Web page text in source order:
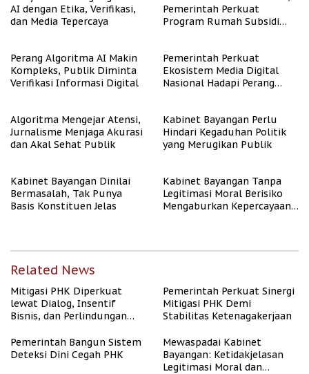
AI dengan Etika, Verifikasi,
dan Media Tepercaya
Pemerintah Perkuat
Program Rumah Subsidi
Perang Algoritma AI Makin
Kompleks, Publik Diminta
Verifikasi Informasi Digital
Pemerintah Perkuat
Ekosistem Media Digital
Nasional Hadapi Perang
Algoritma Mengejar Atensi,
Jurnalisme Menjaga Akurasi
dan Akal Sehat Publik
Kabinet Bayangan Perlu
Hindari Kegaduhan Politik
yang Merugikan Publik
Kabinet Bayangan Dinilai
Bermasalah, Tak Punya
Basis Konstituen Jelas
Kabinet Bayangan Tanpa
Legitimasi Moral Berisiko
Mengaburkan Kepercayaan
Related News
Mitigasi PHK Diperkuat
lewat Dialog, Insentif
Bisnis, dan Perlindungan
Pemerintah Perkuat Sinergi
Mitigasi PHK Demi
Stabilitas Ketenagakerjaan
Pemerintah Bangun Sistem
Deteksi Dini Cegah PHK
Mewaspadai Kabinet
Bayangan: Ketidakjelasan
Legitimasi Moral dan